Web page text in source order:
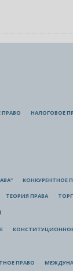
ПРАВО НАЛОГОВОЕ
КОНКУРЕНТНОЕ
ТЕОРИЯ ПРАВА
КОНСТИТУЦИОННОЕ
ПРАВО